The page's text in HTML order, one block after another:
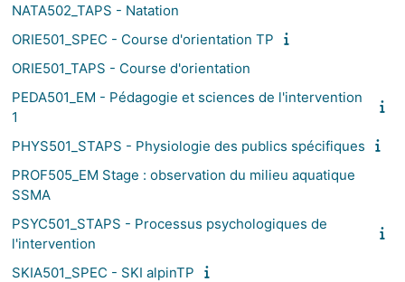
NATA502_TAPS - Natation
ORIE501_SPEC - Course d'orientation TP
ORIE501_TAPS - Course d'orientation
PEDA501_EM - Pédagogie et sciences de l'intervention
1
PHYS501_STAPS - Physiologie des publics spécifiques
PROF505_EM Stage : observation du milieu aquatique
SSMA
PSYC501_STAPS - Processus psychologiques de
l'intervention
SKIA501_SPEC - SKI alpinTP